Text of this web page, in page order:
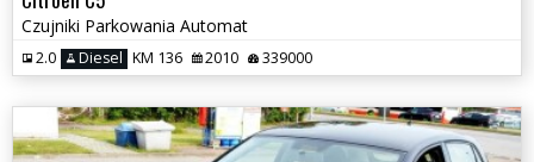
Czujniki Parkowania Automat
2.0 Diesel KM 136 2010 339000